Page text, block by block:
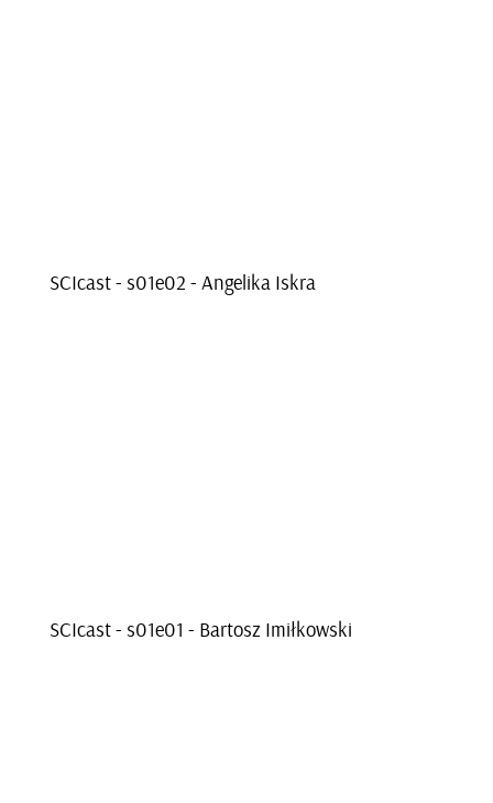
SCI­cast - s01e­02 - An­ge­li­ka Iskra
SCI­cast - s01e­01 - Bar­tosz Imił­kow­ski